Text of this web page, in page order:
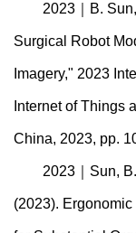
2023｜B. Sun,
Surgical Robot
Imagery," 2023
Internet of Things
China, 2023, pp.
2023｜Sun, B.,
(2023).